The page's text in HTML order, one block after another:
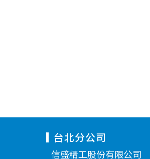
台北分公司
信盛精工股份有限公司